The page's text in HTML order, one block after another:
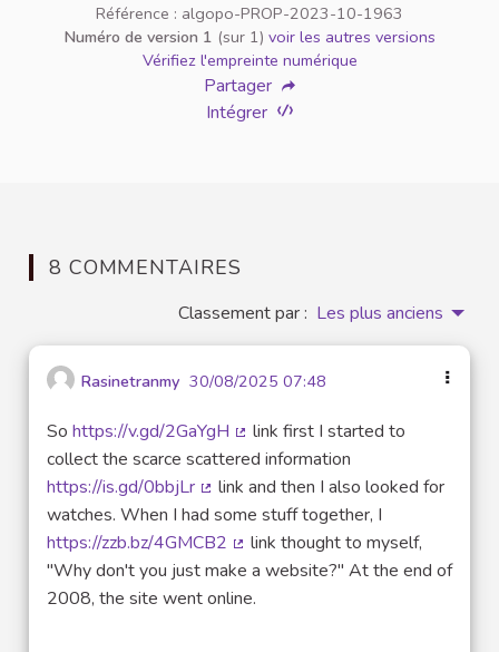
Référence : algopo-PROP-2023-10-1963
Numéro de version 1 (sur 1) voir les autres versions
Vérifiez l'empreinte numérique
Partager
Intégrer
8 COMMENTAIRES
Classement par : Les plus anciens
Rasinetranmy 30/08/2025 07:48
So https://v.gd/2GaYgH
(Lien externe)
link first I started to
collect the scarce scattered information
https://is.gd/0bbjLr
(Lien externe)
link and then I also looked for
watches. When I had some stuff together, I
https://zzb.bz/4GMCB2
(Lien externe)
link thought to myself,
"Why don't you just make a website?" At the end of
2008, the site went online.